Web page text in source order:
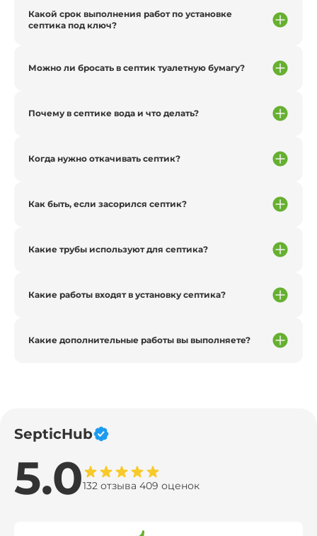
Какой срок выполнения работ по установке
септика под ключ?
Можно ли бросать в септик туалетную бумагу?
Почему в септике вода и что делать?
Когда нужно откачивать септик?
Как быть, если засорился септик?
Какие трубы используют для септика?
Какие работы входят в установку септика?
Какие дополнительные работы вы выполняете?
SepticHub
5.0132 отзыва 409 оценок